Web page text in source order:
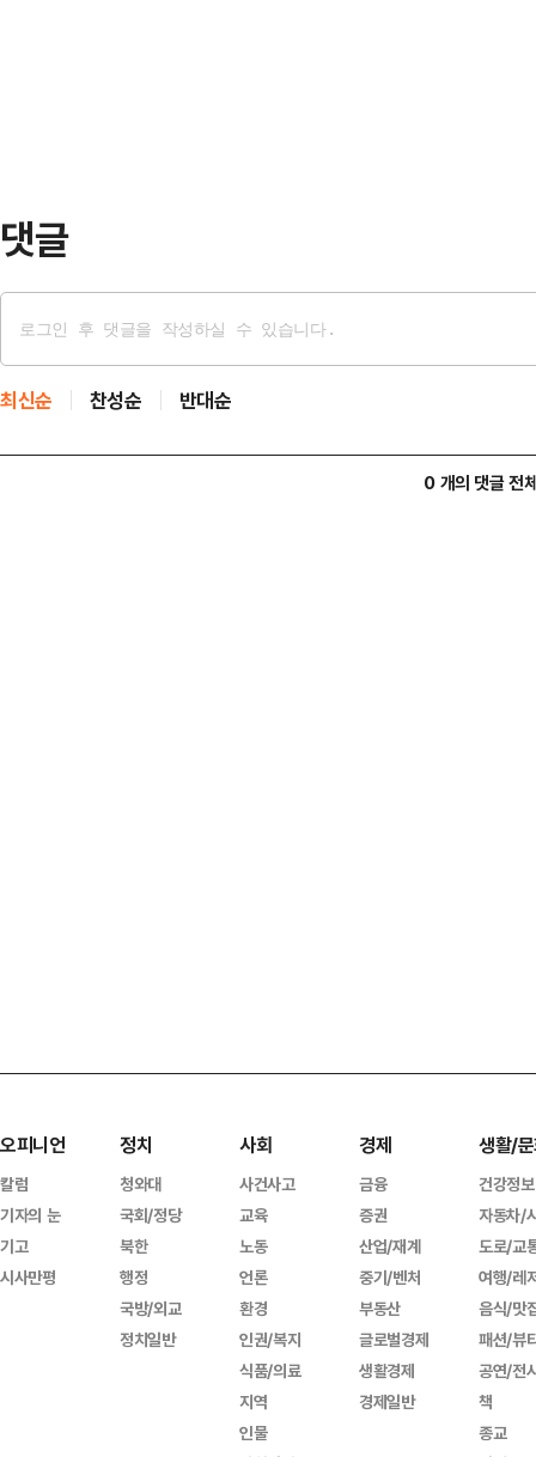
댓글
최신순 찬성순 반대순
0 개의 댓글 전
오피니언
칼럼
기자의 눈
기고
시사만평
정치
청와대
국회/정당
북한
행정
국방/외교
정치일반
사회
사건사고
교육
노동
언론
환경
인권/복지
식품/의료
지역
인물
경제
금융
증권
산업/재계
중기/벤처
부동산
글로벌경제
생활경제
경제일반
생활/
건강정보
자동차/
도로/교
여행/레
음식/맛
패션/뷰
공연/전
책
종교